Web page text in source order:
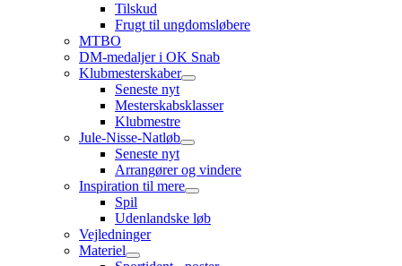
Tilskud
Frugt til ungdomsløbere
MTBO
DM-medaljer i OK Snab
Klubmesterskaber
Seneste nyt
Mesterskabsklasser
Klubmestre
Jule-Nisse-Natløb
Seneste nyt
Arrangører og vindere
Inspiration til mere
Spil
Udenlandske løb
Vejledninger
Materiel